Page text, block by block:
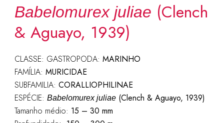
Babelomurex juliae (Clench
& Aguayo, 1939)
CLASSE: GASTROPODA: MARINHO
FAMÍLIA: MURICIDAE
SUBFAMILIA: CORALLIOPHILINAE
ESPÉCIE: Babelomurex juliae(Clench & Aguayo, 1939)
Tamanho médio: 15 – 30 mm